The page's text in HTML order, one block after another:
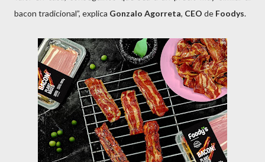
bacon tradicional”, explica Gonzalo Agorreta, CEO de Foodys.